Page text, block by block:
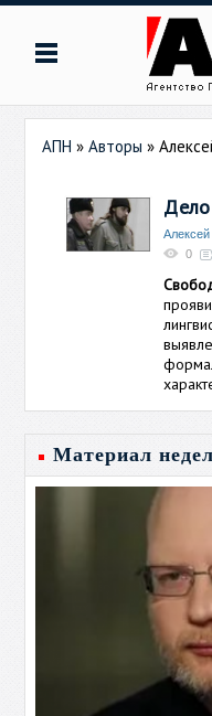
АПН »Авторы »
0
Материал